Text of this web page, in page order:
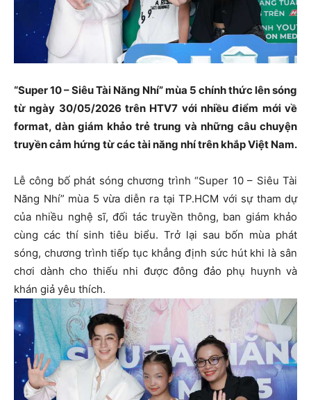
“Super 10 – Siêu Tài Năng Nhí” mùa 5 chính thức lên sóng
từ ngày 30/05/2026 trên HTV7 với nhiều điểm mới về
format, dàn giám khảo trẻ trung và những câu chuyện
truyền cảm hứng từ các tài năng nhí trên khắp Việt Nam.
Lễ công bố phát sóng chương trình “Super 10 – Siêu Tài
Năng Nhí” mùa 5 vừa diễn ra tại TP.HCM với sự tham dự
của nhiều nghệ sĩ, đối tác truyền thông, ban giám khảo
cùng các thí sinh tiêu biểu. Trở lại sau bốn mùa phát
sóng, chương trình tiếp tục khẳng định sức hút khi là sân
chơi dành cho thiếu nhi được đông đảo phụ huynh và
khán giả yêu thích.